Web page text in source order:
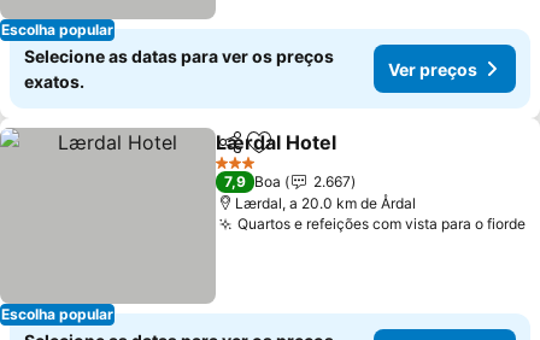
Escolha popular
Selecione as datas para ver os preços
exatos.
Ver preços
Escolha popular
PartilharAdicionar aos favoritos
Lærdal Hotel
3 Estrelas
7,9 Boa
2.667
Lærdal, a 20.0 km de Årdal
Quartos e refeições com vista para o fiorde